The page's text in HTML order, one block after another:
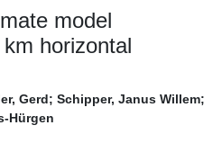
model
horizontal
Gerd; Schipper, Janus Willem;
Hürgen